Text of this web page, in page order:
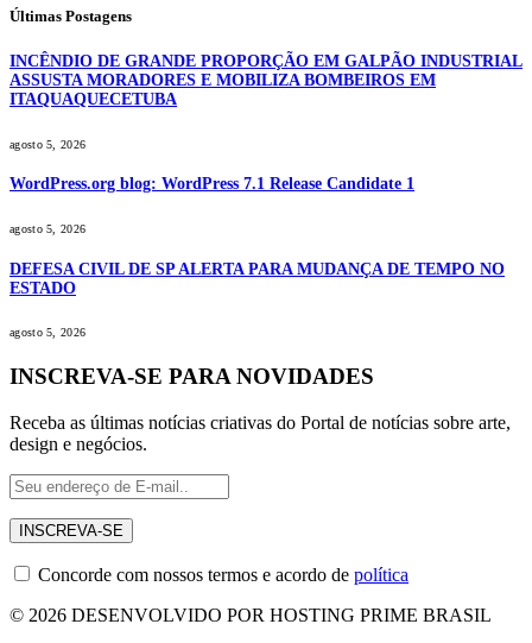
Últimas Postagens
INCÊNDIO DE GRANDE PROPORÇÃO EM GALPÃO INDUSTRIAL
ASSUSTA MORADORES E MOBILIZA BOMBEIROS EM
ITAQUAQUECETUBA
agosto 5, 2026
WordPress.org blog: WordPress 7.1 Release Candidate 1
agosto 5, 2026
DEFESA CIVIL DE SP ALERTA PARA MUDANÇA DE TEMPO NO
ESTADO
agosto 5, 2026
INSCREVA-SE PARA NOVIDADES
Receba as últimas notícias criativas do Portal de notícias sobre arte,
design e negócios.
Concorde com nossos termos e acordo de política
© 2026 DESENVOLVIDO POR HOSTING PRIME BRASIL